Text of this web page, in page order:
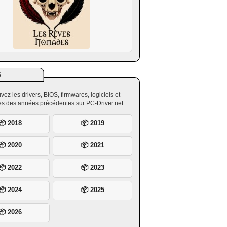
les drivers, BIOS, firmwares, logiciels et
des années précédentes sur PC-Driver.net
2018 📦 2019
2020 📦 2021
2022 📦 2023
2024 📦 2025
2026